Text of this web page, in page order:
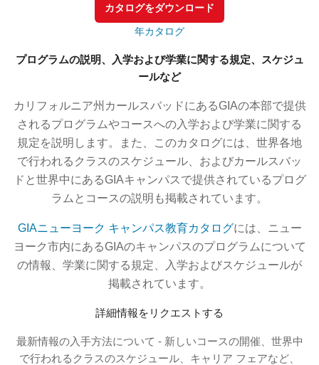
カタログをダウンロード
年カタログ
プログラムの説明、入学および学業に関する規定、スケジュ
ールなど
カリフォルニア州カールスバッドにあるGIAの本部で提供
されるプログラムやコースへの入学および学業に関する
規定を説明します。また、このカタログには、世界各地
で行われるクラスのスケジュール、およびカールスバッ
ドと世界中にあるGIAキャンパスで提供されているプログ
ラムとコースの説明も掲載されています。
GIAニューヨーク キャンパス教育カタログには、ニュー
ヨーク市内にあるGIAのキャンパスのプログラムについて
の情報、学業に関する規定、入学およびスケジュールが
掲載されています。
詳細情報をリクエストする
最新情報の入手方法について - 新しいコースの開催、世界中
で行われるクラスのスケジュール、キャリア フェアなど、